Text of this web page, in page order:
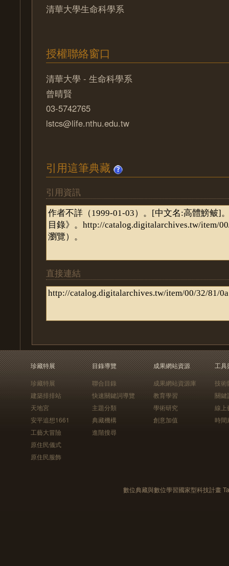
清華大學生命科學系
授權聯絡窗口
清華大學 - 生命科學系
曾晴賢
03-5742765
lstcs@life.nthu.edu.tw
引用這筆典藏
引用資訊
直接連結
珍藏特展
珍藏特展
建築排排站
天地宮
安平追想1661
工藝大冒險
原住民儀式
原住民服飾
目錄導覽
聯合目錄
快速關鍵詞導覽
主題分類
典藏機構
進階搜尋
成果網站資源
成果網站資源庫
教育學習
學術研究
創意加值
工具
技術
關鍵
線上
時間
數位典藏與數位學習國家型科技計畫